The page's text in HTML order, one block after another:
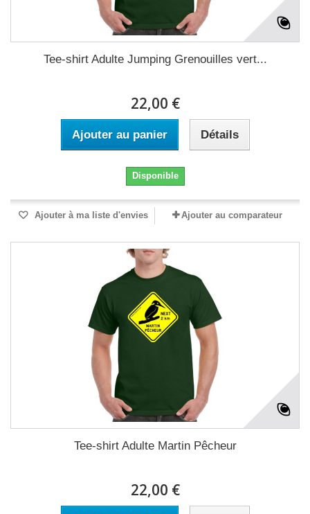
Tee-shirt Adulte Jumping Grenouilles vert...
22,00 €
Ajouter au panier Détails
Disponible
Ajouter à ma liste d'envies Ajouter au comparateur
Tee-shirt Adulte Martin Pêcheur
22,00 €